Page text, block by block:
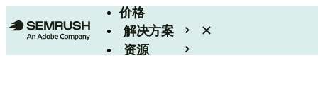
价格
解决方案
资源